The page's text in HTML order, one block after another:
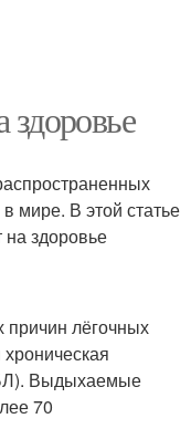
здоровье
мире. В этой статье
здоровье
причин лёгочных
Выдыхаемые
70